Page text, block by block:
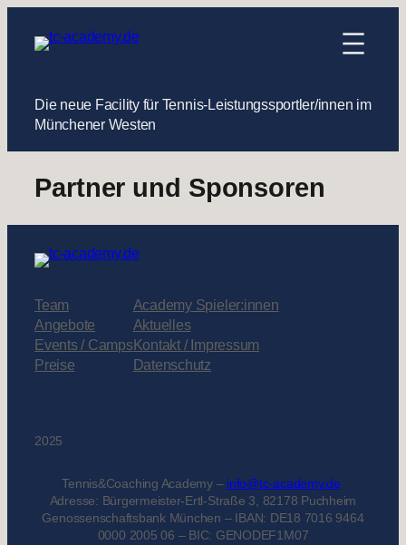
Inhalt
springen
Die neue Facility für Tennis-Leistungssportler/innen im
Münchener Westen
Partner und Sponsoren
Team
Angebote
Events / Camps
Preise
Academy Spieler:innen
Aktuelles
Kontakt / Impressum
Datenschutz
2025
Tennis&Coaching Academy – info@tc-academy.de
Adresse: Bürgermeister-Ertl-Straße 3, 82178 Puchheim
Genossenschaftsbank München – IBAN: DE18 7016 9464
0000 2005 06 – BIC: GENODEF1M07